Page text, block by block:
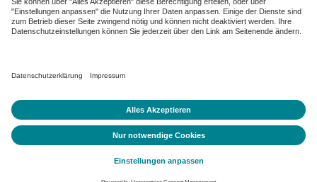
de.jobble.org
Datenschutz
Datenschutz-Einstellungen ändern
Impressum